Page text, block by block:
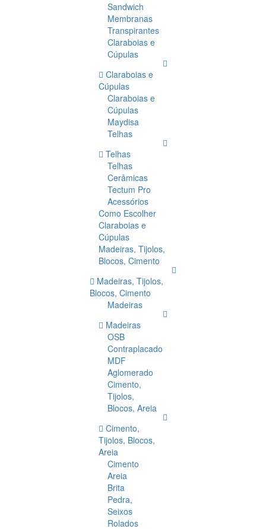
Sandwich
Membranas
Transpirantes
Claraboias e
Cúpulas
Claraboias e
Cúpulas
Claraboias e
Cúpulas
Maydisa
Telhas
Telhas
Telhas
Cerâmicas
Tectum Pro
Acessórios
Como Escolher
Claraboias e
Cúpulas
Madeiras, Tijolos,
Blocos, Cimento
Madeiras, Tijolos,
Blocos, Cimento
Madeiras
Madeiras
OSB
Contraplacado
MDF
Aglomerado
Cimento,
Tijolos,
Blocos, Areia
Cimento,
Tijolos, Blocos,
Areia
Cimento
Areia
Brita
Pedra,
Seixos
Rolados